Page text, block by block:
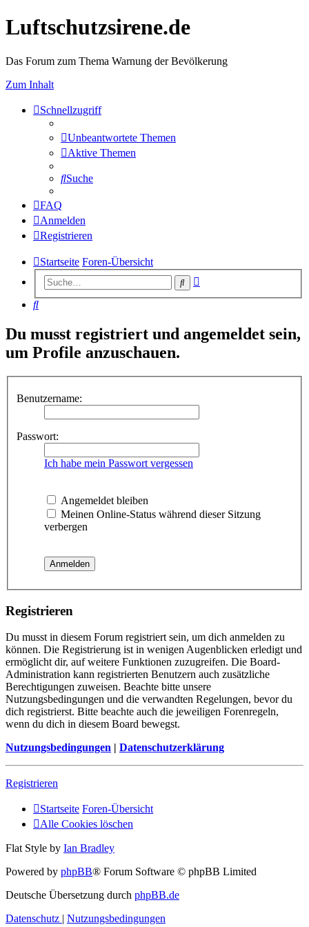
Luftschutzsirene.de
Das Forum zum Thema Warnung der Bevölkerung
Zum Inhalt
Schnellzugriff
Unbeantwortete Themen
Aktive Themen
Suche
FAQ
Anmelden
Registrieren
Startseite Foren-Übersicht
Suche
Suche
Du musst registriert und angemeldet sein,
um Profile anzuschauen.
Benutzername:
Passwort:
Ich habe mein Passwort vergessen
Angemeldet bleiben
Meinen Online-Status während dieser Sitzung
verbergen
Registrieren
Du musst in diesem Forum registriert sein, um dich anmelden zu
können. Die Registrierung ist in wenigen Augenblicken erledigt und
ermöglicht dir, auf weitere Funktionen zuzugreifen. Die Board-
Administration kann registrierten Benutzern auch zusätzliche
Berechtigungen zuweisen. Beachte bitte unsere
Nutzungsbedingungen und die verwandten Regelungen, bevor du
dich registrierst. Bitte beachte auch die jeweiligen Forenregeln,
wenn du dich in diesem Board bewegst.
Nutzungsbedingungen | Datenschutzerklärung
Registrieren
Startseite Foren-Übersicht
Alle Cookies löschen
Flat Style by Ian Bradley
Powered by phpBB® Forum Software © phpBB Limited
Deutsche Übersetzung durch phpBB.de
Datenschutz | Nutzungsbedingungen